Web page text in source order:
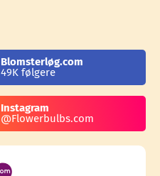
Blomsterløg.com
49K følgere
Instagram
@Flowerbulbs.com